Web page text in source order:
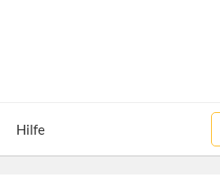
Hilfe